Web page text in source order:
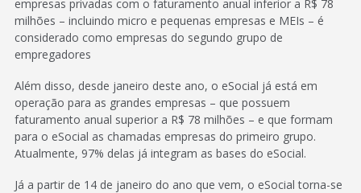
empresas privadas com o faturamento anual inferior a R$ 78
milhões – incluindo micro e pequenas empresas e MEIs – é
considerado como empresas do segundo grupo de
empregadores
Além disso, desde janeiro deste ano, o eSocial já está em
operação para as grandes empresas – que possuem
faturamento anual superior a R$ 78 milhões – e que formam
para o eSocial as chamadas empresas do primeiro grupo.
Atualmente, 97% delas já integram as bases do eSocial.
Já a partir de 14 de janeiro do ano que vem, o eSocial torna-se